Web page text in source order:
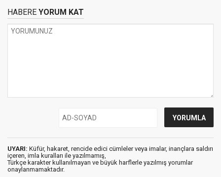
HABERE YORUM KAT
UYARI: Küfür, hakaret, rencide edici cümleler veya imalar, inançlara saldırı
içeren, imla kuralları ile yazılmamış,
Türkçe karakter kullanılmayan ve büyük harflerle yazılmış yorumlar
onaylanmamaktadır.